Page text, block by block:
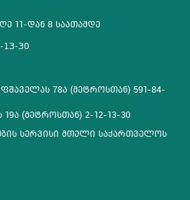
11-დან 8 საათამდე
13-30
78ა (მეტროსთან) 591-84-
(მეტროსთან) 2-12-13-30
სერვისი მთელი საქართველოს